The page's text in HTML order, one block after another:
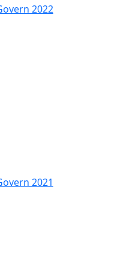
2022
2021